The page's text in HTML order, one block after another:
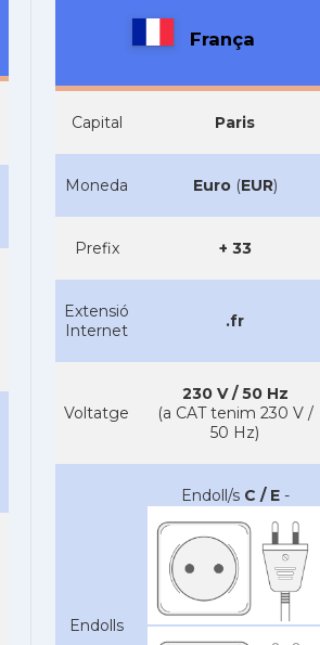
França
Capital Paris
Moneda Euro(EUR)
Prefix + 33
Extensió
Internet
.fr
Voltatge
230 V / 50 Hz
(a CAT tenim 230 V /
50 Hz)
Endolls
Endoll/s C / E-